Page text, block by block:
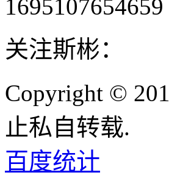
关注斯彬：
Copyright ©
止私自转载.
百度统计